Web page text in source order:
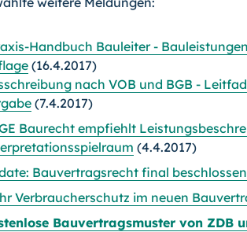
Handbuch Bauleiter -
(16.4.2017)
nach VOB und BGB -
(7.4.2017)
Baurecht empfiehlt
(4.4.2017)
Bauvertragsrecht final beschlossen
Verbraucherschutz im neuen
Bauvertragsmuster von ZDB